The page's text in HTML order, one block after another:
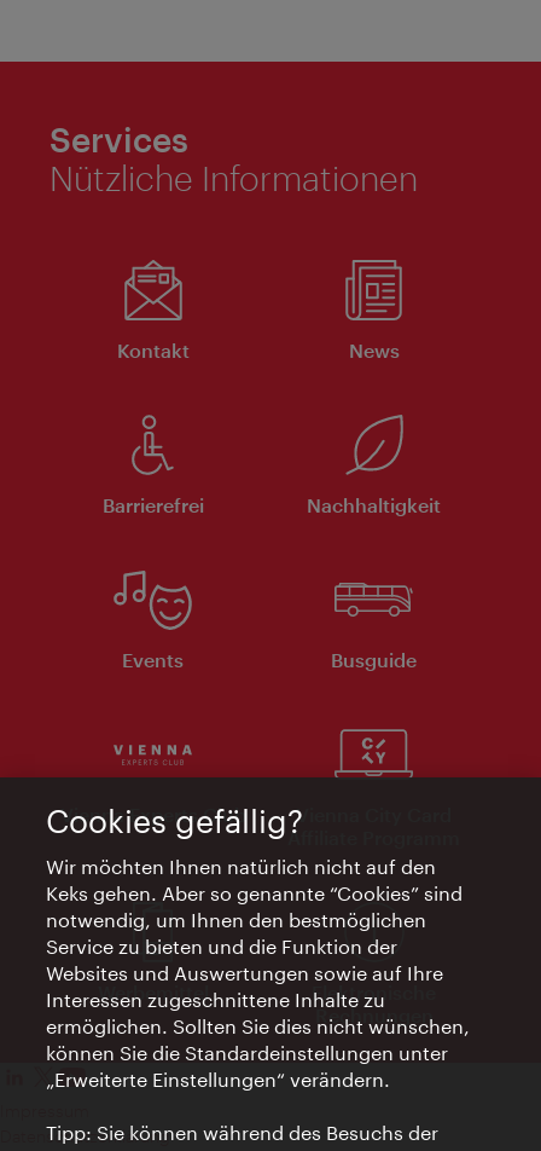
Services
Nützliche Informationen
Kontakt News
Barrierefrei Nachhaltigkeit
Events Busguide
Vienna Experts Club
Vienna City Card
Affiliate Programm
Werbemittel
Elektronische
Rechnungen
Datenschutzerklärung
Cookies gefällig?
Wir möchten Ihnen natürlich nicht auf den
Keks gehen. Aber so genannte “Cookies” sind
notwendig, um Ihnen den bestmöglichen
Service zu bieten und die Funktion der
Websites und Auswertungen sowie auf Ihre
Interessen zugeschnittene Inhalte zu
ermöglichen. Sollten Sie dies nicht wünschen,
können Sie die Standardeinstellungen unter
„Erweiterte Einstellungen“ verändern.
Tipp: Sie können während des Besuchs der